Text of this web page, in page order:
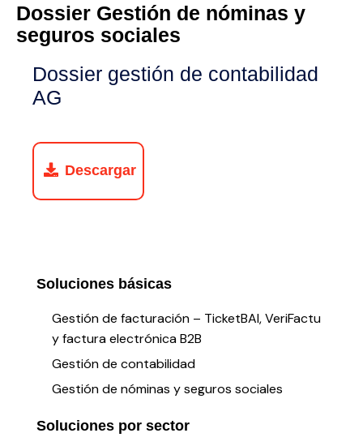
Dossier Gestión de nóminas y
seguros sociales
Dossier gestión de contabilidad
AG
Descargar
Soluciones básicas
Gestión de facturación – TicketBAI, VeriFactu
y factura electrónica B2B
Gestión de contabilidad
Gestión de nóminas y seguros sociales
Soluciones por sector